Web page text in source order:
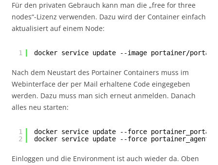
Für den privaten Gebrauch kann man die „free for three
nodes“-Lizenz verwenden. Dazu wird der Container einfach
aktualisiert auf einem Node:
1 docker service update --image portainer/
Nach dem Neustart des Portainer Containers muss im
Webinterface der per Mail erhaltene Code eingegeben
werden. Dazu muss man sich erneut anmelden. Danach
alles neu starten:
1
2
docker service update --force
docker service update --force portainer_agent
Einloggen und die Environment ist auch wieder da. Oben